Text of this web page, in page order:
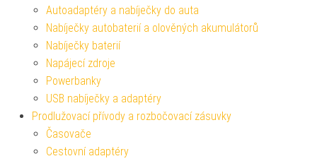
Autoadaptéry a nabíječky do auta
Nabíječky autobaterií a olověných akumulátorů
Nabíječky baterií
Napájecí zdroje
Powerbanky
USB nabíječky a adaptéry
Prodlužovací přívody a rozbočovací zásuvky
Časovače
Cestovní adaptéry